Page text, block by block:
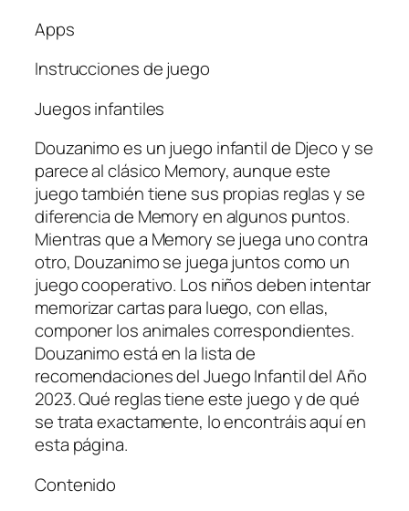
Apps
Instrucciones de juego
Juegos infantiles
Douzanimo es un juego infantil de Djeco y se
parece al clásico Memory, aunque este
juego también tiene sus propias reglas y se
diferencia de Memory en algunos puntos.
Mientras que a Memory se juega uno contra
otro, Douzanimo se juega juntos como un
juego cooperativo. Los niños deben intentar
memorizar cartas para luego, con ellas,
componer los animales correspondientes.
Douzanimo está en la lista de
recomendaciones del Juego Infantil del Año
2023. Qué reglas tiene este juego y de qué
se trata exactamente, lo encontráis aquí en
esta página.
Contenido